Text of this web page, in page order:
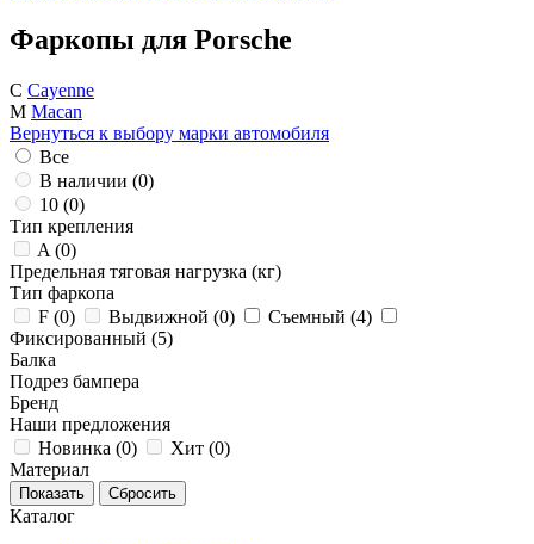
Фаркопы для Porsche
C Cayenne
M Macan
Вернуться к выбору марки автомобиля
Все
В наличии (0)
10 (0)
Тип крепления
A (0)
Предельная тяговая нагрузка (кг)
Тип фаркопа
F (0) Выдвижной (0) Съемный (4)
Фиксированный (5)
Балка
Подрез бампера
Бренд
Наши предложения
Новинка (0) Хит (0)
Материал
Каталог